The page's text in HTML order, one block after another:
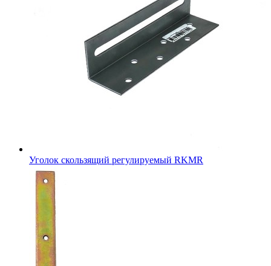
Уголок скользящий регулируемый RKMR